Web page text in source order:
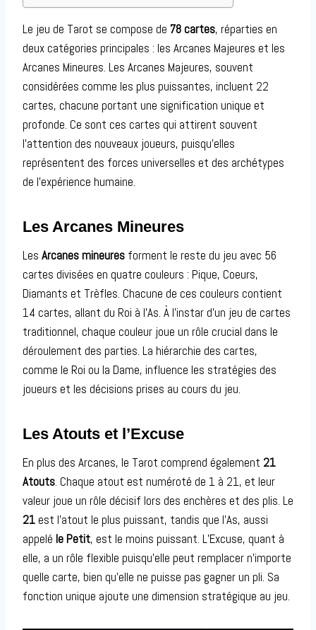
Le jeu de Tarot se compose de 78 cartes, réparties en
deux catégories principales : les Arcanes Majeures et les
Arcanes Mineures. Les Arcanes Majeures, souvent
considérées comme les plus puissantes, incluent 22
cartes, chacune portant une signification unique et
profonde. Ce sont ces cartes qui attirent souvent
l’attention des nouveaux joueurs, puisqu’elles
représentent des forces universelles et des archétypes
de l’expérience humaine.
Les Arcanes Mineures
Les Arcanes mineures forment le reste du jeu avec 56
cartes divisées en quatre couleurs : Pique, Coeurs,
Diamants et Trèfles. Chacune de ces couleurs contient
14 cartes, allant du Roi à l’As. À l’instar d’un jeu de cartes
traditionnel, chaque couleur joue un rôle crucial dans le
déroulement des parties. La hiérarchie des cartes,
comme le Roi ou la Dame, influence les stratégies des
joueurs et les décisions prises au cours du jeu.
Les Atouts et l’Excuse
En plus des Arcanes, le Tarot comprend également 21
Atouts. Chaque atout est numéroté de 1 à 21, et leur
valeur joue un rôle décisif lors des enchères et des plis. Le
21est l’atout le plus puissant, tandis que l’As, aussi
appelé le Petit, est le moins puissant. L’Excuse, quant à
elle, a un rôle flexible puisqu’elle peut remplacer n’importe
quelle carte, bien qu’elle ne puisse pas gagner un pli. Sa
fonction unique ajoute une dimension stratégique au jeu.